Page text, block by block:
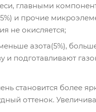
главными
и прочие
не окисляется;
азота(5%),
и подготавливают
становится более
оттенок.